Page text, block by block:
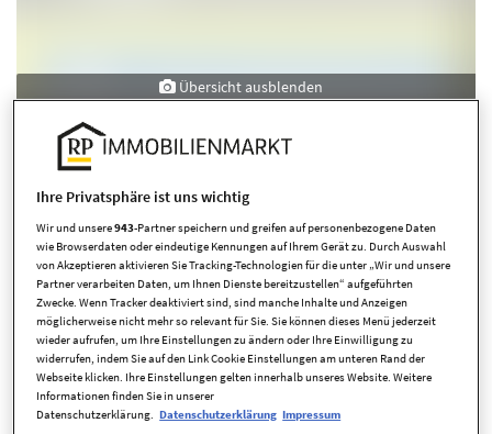
Übersicht ausblenden
Eckdaten
Art Wohnanlagen
Ihre Privatsphäre ist uns wichtig
Wir und unsere943-Partner speichern und greifen auf personenbezogene Daten
wie Browserdaten oder eindeutige Kennungen auf Ihrem Gerät zu. Durch Auswahl
von Akzeptieren aktivieren Sie Tracking-Technologien für die unter „Wir und unsere
Partner verarbeiten Daten, um Ihnen Dienste bereitzustellen“ aufgeführten
Zwecke. Wenn Tracker deaktiviert sind, sind manche Inhalte und Anzeigen
möglicherweise nicht mehr so relevant für Sie. Sie können dieses Menü jederzeit
wieder aufrufen, um Ihre Einstellungen zu ändern oder Ihre Einwilligung zu
widerrufen, indem Sie auf den Link Cookie Einstellungen am unteren Rand der
Webseite klicken. Ihre Einstellungen gelten innerhalb unseres Website. Weitere
Informationen finden Sie in unserer
Datenschutzerklärung. Datenschutzerklärung Impressum